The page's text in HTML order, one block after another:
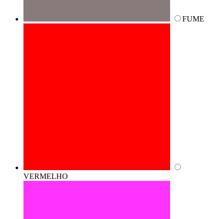
FUME
VERMELHO